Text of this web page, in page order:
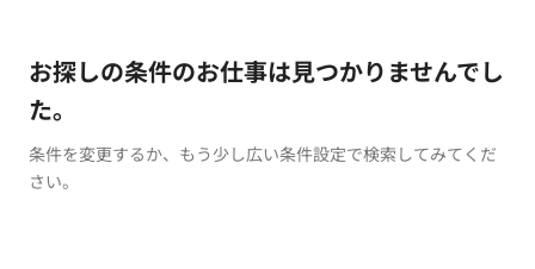
お探しの条件のお仕事は見つかりませんでし
た。
条件を変更するか、もう少し広い条件設定で検索してみてくだ
さい。